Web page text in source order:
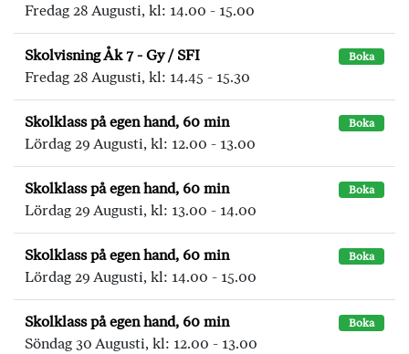
Fredag 28 Augusti, kl: 14.00 - 15.00
Skolvisning Åk 7 - Gy / SFI Boka
Fredag 28 Augusti, kl: 14.45 - 15.30
Skolklass på egen hand, 60 min Boka
Lördag 29 Augusti, kl: 12.00 - 13.00
Skolklass på egen hand, 60 min Boka
Lördag 29 Augusti, kl: 13.00 - 14.00
Skolklass på egen hand, 60 min Boka
Lördag 29 Augusti, kl: 14.00 - 15.00
Skolklass på egen hand, 60 min Boka
Söndag 30 Augusti, kl: 12.00 - 13.00